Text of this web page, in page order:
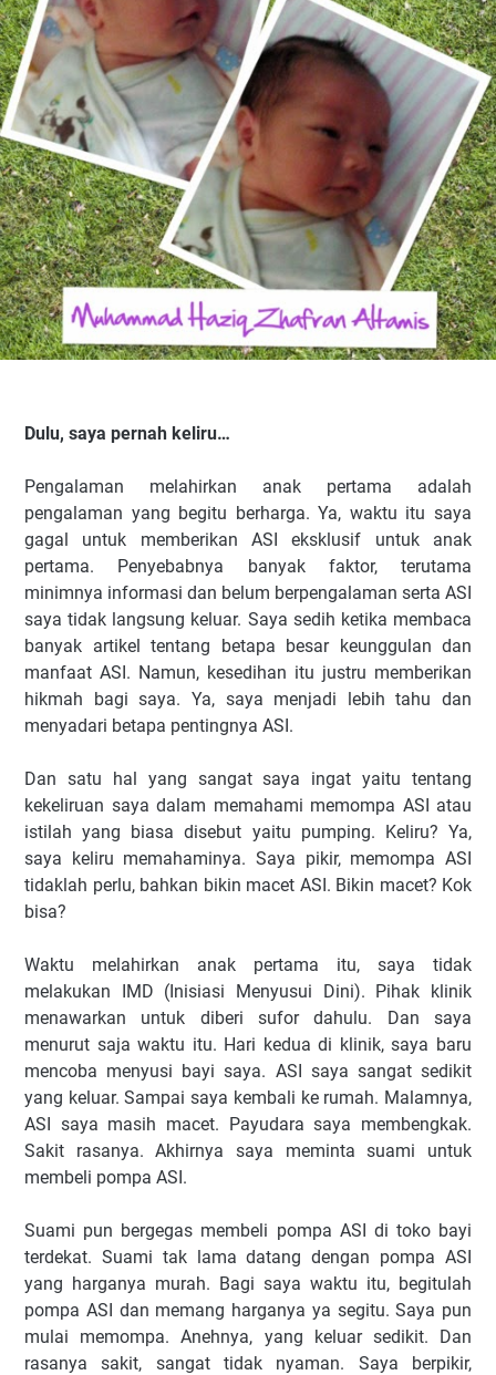
Dulu, saya pernah keliru…
Pengalaman melahirkan anak pertama adalah
pengalaman yang begitu berharga. Ya, waktu itu saya
gagal untuk memberikan ASI eksklusif untuk anak
pertama. Penyebabnya banyak faktor, terutama
minimnya informasi dan belum berpengalaman serta ASI
saya tidak langsung keluar. Saya sedih ketika membaca
banyak artikel tentang betapa besar keunggulan dan
manfaat ASI. Namun, kesedihan itu justru memberikan
hikmah bagi saya. Ya, saya menjadi lebih tahu dan
menyadari betapa pentingnya ASI.
Dan satu hal yang sangat saya ingat yaitu tentang
kekeliruan saya dalam memahami memompa ASI atau
istilah yang biasa disebut yaitu pumping. Keliru? Ya,
saya keliru memahaminya. Saya pikir, memompa ASI
tidaklah perlu, bahkan bikin macet ASI. Bikin macet? Kok
bisa?
Waktu melahirkan anak pertama itu, saya tidak
melakukan IMD (Inisiasi Menyusui Dini). Pihak klinik
menawarkan untuk diberi sufor dahulu. Dan saya
menurut saja waktu itu. Hari kedua di klinik, saya baru
mencoba menyusi bayi saya. ASI saya sangat sedikit
yang keluar. Sampai saya kembali ke rumah. Malamnya,
ASI saya masih macet. Payudara saya membengkak.
Sakit rasanya. Akhirnya saya meminta suami untuk
membeli pompa ASI.
Suami pun bergegas membeli pompa ASI di toko bayi
terdekat. Suami tak lama datang dengan pompa ASI
yang harganya murah. Bagi saya waktu itu, begitulah
pompa ASI dan memang harganya ya segitu. Saya pun
mulai memompa. Anehnya, yang keluar sedikit. Dan
rasanya sakit, sangat tidak nyaman. Saya berpikir,